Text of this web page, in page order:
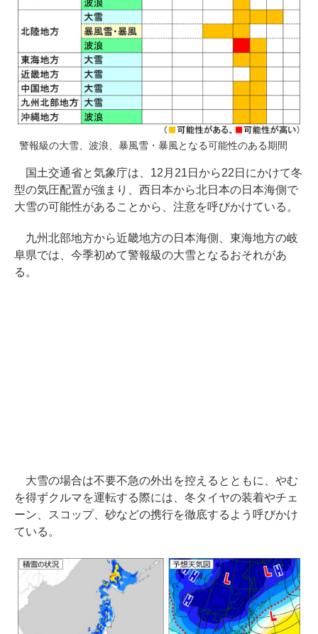
警報級の大雪、波浪、暴風雪・暴風となる可能性のある期間
国土交通省と気象庁は、12月21日から22日にかけて冬
型の気圧配置が強まり、西日本から北日本の日本海側で
大雪の可能性があることから、注意を呼びかけている。
九州北部地方から近畿地方の日本海側、東海地方の岐
阜県では、今季初めて警報級の大雪となるおそれがあ
る。
大雪の場合は不要不急の外出を控えるとともに、やむ
を得ずクルマを運転する際には、冬タイヤの装着やチェ
ーン、スコップ、砂などの携行を徹底するよう呼びかけ
ている。